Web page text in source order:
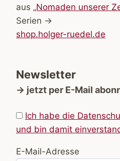
aus „Nomaden unserer
Serien →
shop.holger-ruedel.de
Newsletter
→ jetzt per E-Mail
Ich habe die
und bin damit
E-Mail-Adresse